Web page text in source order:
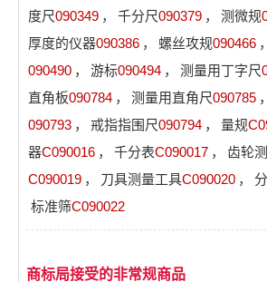
度尺090349 ， 千分尺090379 ， 测微规
厚度的仪器090386 ， 螺丝攻规090466 ，
090490 ， 游标090494 ， 测量用丁字尺
直角板090784 ， 测量用直角尺090785 ，
090793 ， 戒指指围尺090794 ， 量规
器C090016 ， 千分表C090017 ，
齿轮
C090019 ， 刀具测量工具C090020 ，
标准筛C090022
商标局接受的非常规商品